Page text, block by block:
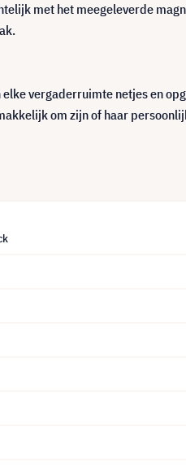
met het meegeleverde
vergaderruimte netjes en
om zijn of haar